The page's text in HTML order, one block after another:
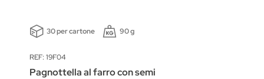
30 per cartone 90 g
REF: 19F04
Pagnottella al farro con semi